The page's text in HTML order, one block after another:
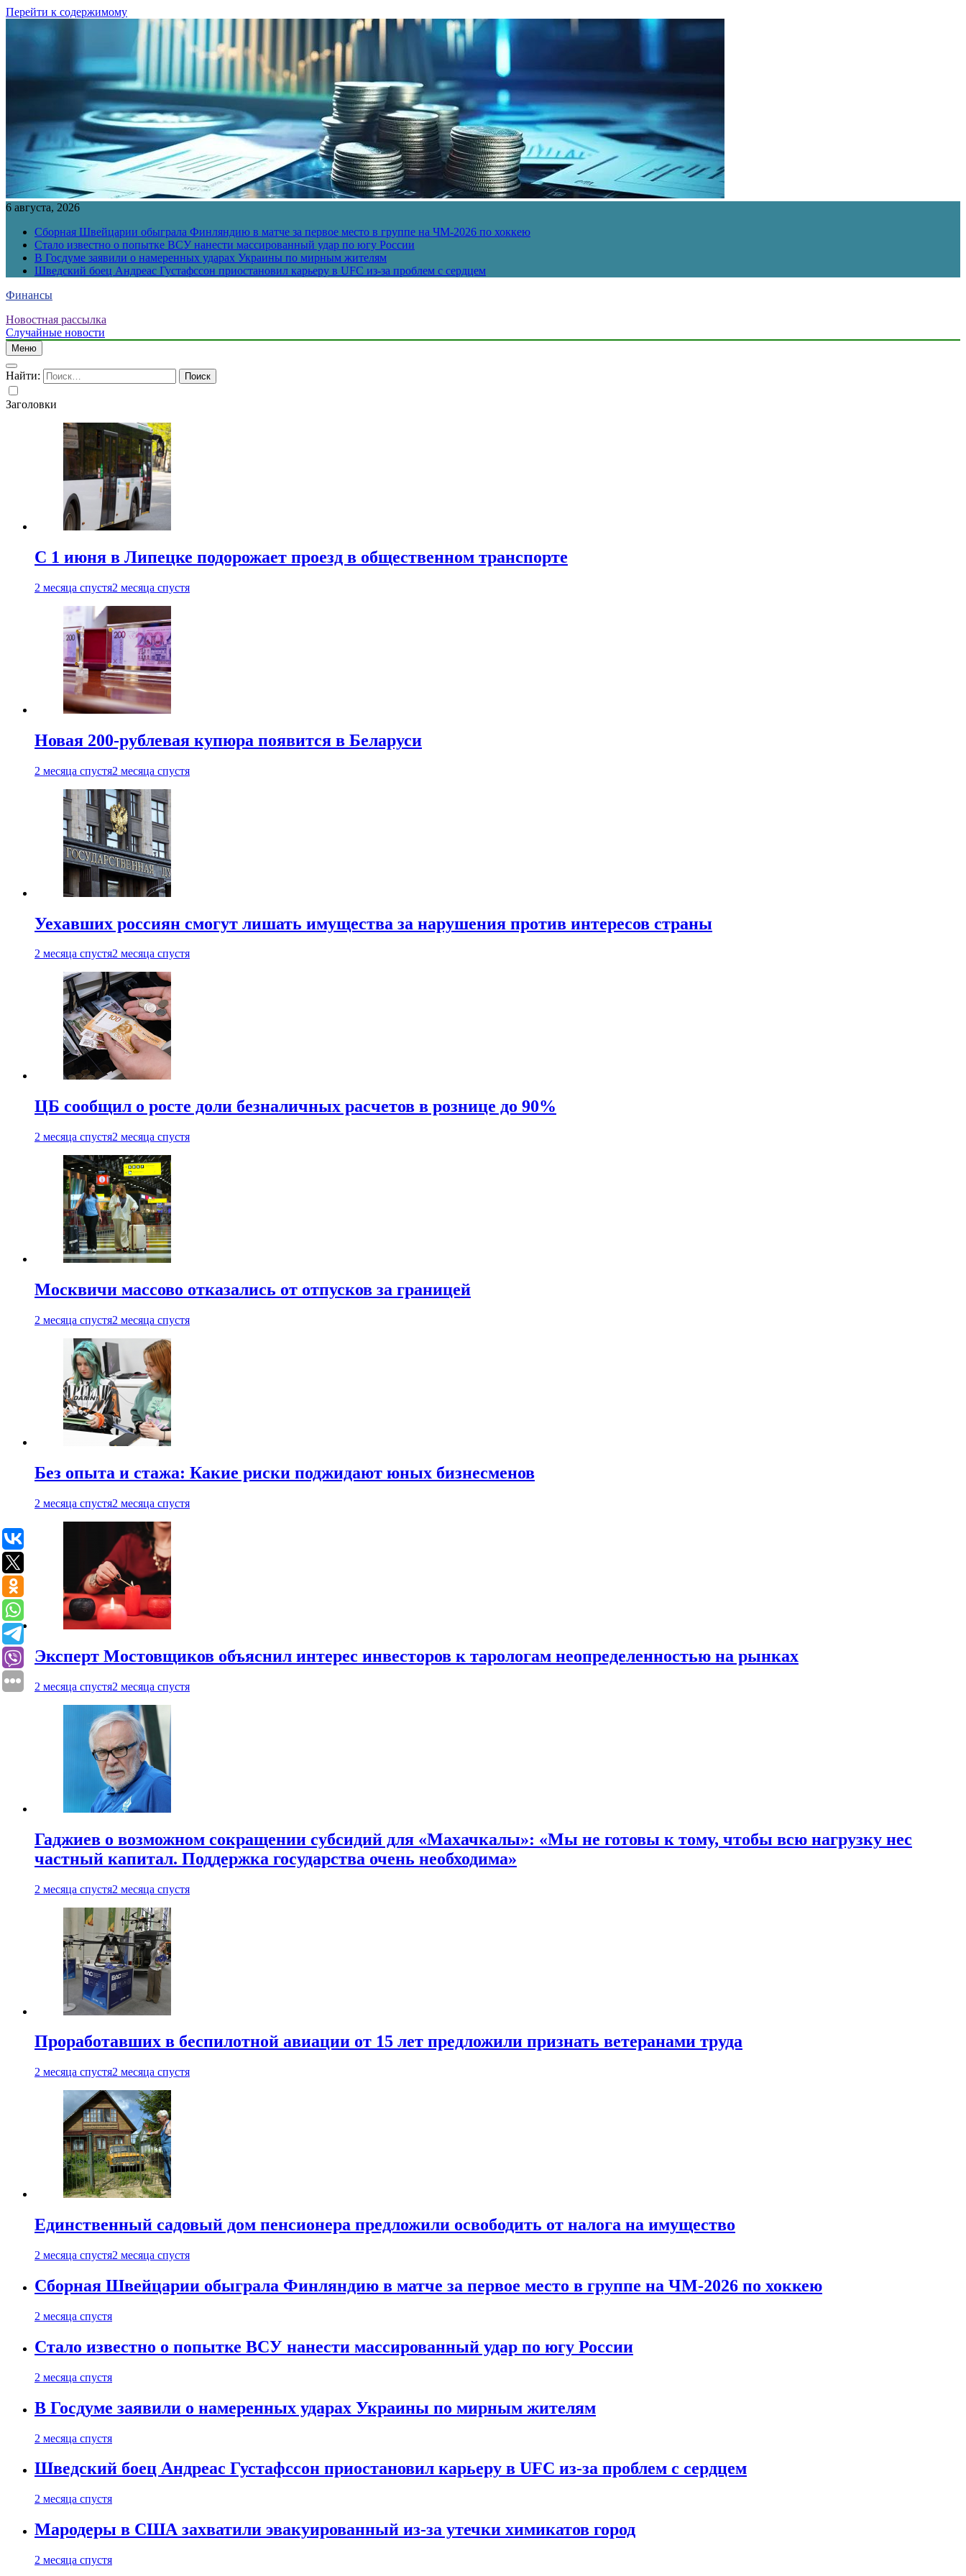
Перейти к содержимому
6 августа, 2026
Сборная Швейцарии обыграла Финляндию в матче за первое место в группе на ЧМ-2026 по хоккею
Стало известно о попытке ВСУ нанести массированный удар по югу России
В Госдуме заявили о намеренных ударах Украины по мирным жителям
Шведский боец Андреас Густафссон приостановил карьеру в UFC из-за проблем с сердцем
Финансы
Новостная рассылка
Случайные новости
Меню
Найти:
Заголовки
С 1 июня в Липецке подорожает проезд в общественном транспорте
2 месяца спустя2 месяца спустя
Новая 200-рублевая купюра появится в Беларуси
2 месяца спустя2 месяца спустя
Уехавших россиян смогут лишать имущества за нарушения против интересов страны
2 месяца спустя2 месяца спустя
ЦБ сообщил о росте доли безналичных расчетов в рознице до 90%
2 месяца спустя2 месяца спустя
Москвичи массово отказались от отпусков за границей
2 месяца спустя2 месяца спустя
Без опыта и стажа: Какие риски поджидают юных бизнесменов
2 месяца спустя2 месяца спустя
Эксперт Мостовщиков объяснил интерес инвесторов к тарологам неопределенностью на рынках
2 месяца спустя2 месяца спустя
Гаджиев о возможном сокращении субсидий для «Махачкалы»: «Мы не готовы к тому, чтобы всю нагрузку нес
частный капитал. Поддержка государства очень необходима»
2 месяца спустя2 месяца спустя
Проработавших в беспилотной авиации от 15 лет предложили признать ветеранами труда
2 месяца спустя2 месяца спустя
Единственный садовый дом пенсионера предложили освободить от налога на имущество
2 месяца спустя2 месяца спустя
Сборная Швейцарии обыграла Финляндию в матче за первое место в группе на ЧМ-2026 по хоккею
2 месяца спустя
Стало известно о попытке ВСУ нанести массированный удар по югу России
2 месяца спустя
В Госдуме заявили о намеренных ударах Украины по мирным жителям
2 месяца спустя
Шведский боец Андреас Густафссон приостановил карьеру в UFC из-за проблем с сердцем
2 месяца спустя
Мародеры в США захватили эвакуированный из-за утечки химикатов город
2 месяца спустя